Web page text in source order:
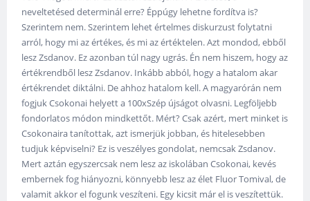
neveltetésed determinál erre? Éppúgy lehetne fordítva is?
Szerintem nem. Szerintem lehet értelmes diskurzust folytatni
arról, hogy mi az értékes, és mi az értéktelen. Azt mondod, ebből
lesz Zsdanov. Ez azonban túl nagy ugrás. Én nem hiszem, hogy az
értékrendből lesz Zsdanov. Inkább abból, hogy a hatalom akar
értékrendet diktálni. De ahhoz hatalom kell. A magyarórán nem
fogjuk Csokonai helyett a 100xSzép újságot olvasni. Legföljebb
fondorlatos módon mindkettőt. Mért? Csak azért, mert minket is
Csokonaira tanítottak, azt ismerjük jobban, és hitelesebben
tudjuk képviselni? Ez is veszélyes gondolat, nemcsak Zsdanov.
Mert aztán egyszercsak nem lesz az iskolában Csokonai, kevés
embernek fog hiányozni, könnyebb lesz az élet Fluor Tomival, de
valamit akkor el fogunk veszíteni. Egy kicsit már el is veszítettük.